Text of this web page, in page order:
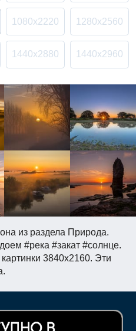
из раздела Природа.
#река #закат #солнце.
3840x2160. Эти
1080x2220 1280x2560
1440x2880 1440x2960